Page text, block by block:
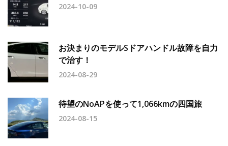
2024-10-09
お決まりのモデルSドアハンドル故障を自力
で治す！
2024-08-29
待望のNoAPを使って1,066kmの四国旅
2024-08-15